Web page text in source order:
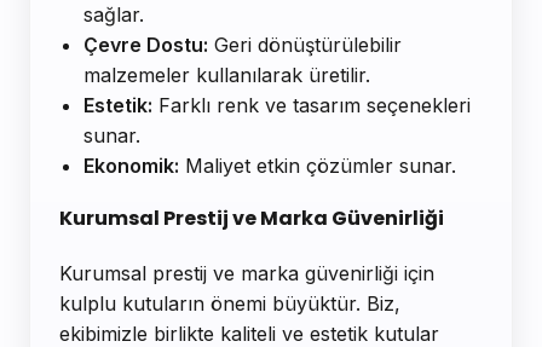
sağlar.
Çevre Dostu: Geri dönüştürülebilir
malzemeler kullanılarak üretilir.
Estetik: Farklı renk ve tasarım seçenekleri
sunar.
Ekonomik: Maliyet etkin çözümler sunar.
Kurumsal Prestij ve Marka Güvenirliği
Kurumsal prestij ve marka güvenirliği için
kulplu kutuların önemi büyüktür. Biz,
ekibimizle birlikte kaliteli ve estetik kutular